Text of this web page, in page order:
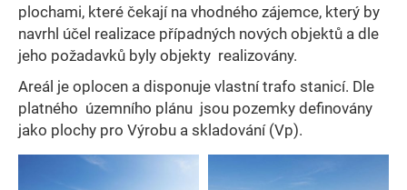
plochami, které čekají na vhodného zájemce, který by
navrhl účel realizace případných nových objektů a dle
jeho požadavků byly objekty realizovány.
Areál je oplocen a disponuje vlastní trafo stanicí. Dle
platného územního plánu jsou pozemky definovány
jako plochy pro Výrobu a skladování (Vp).